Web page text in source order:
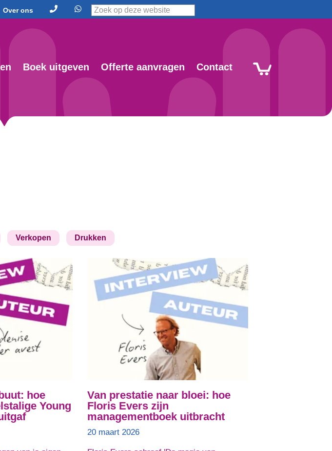
Over ons
Boek uitgeven Offerte aanvragen Contact
Verkopen Drukken
hoe
Young
Van prestatie naar bloei: hoe
Floris Evers zijn
managementboek uitbracht
20 maart 2026